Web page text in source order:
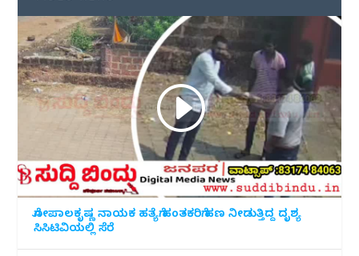
ಗೋಪಾಲಕೃಷ್ಣ ನಾಯಕ ಹತ್ಯೆಗೆ ಹಂತಕರಿಗೆ ಹಣ ನೀಡುತ್ತಿದ್ದ ದೃಶ್ಯ
ಸಿಸಿಟಿವಿಯಲ್ಲಿ ಸೆರೆ